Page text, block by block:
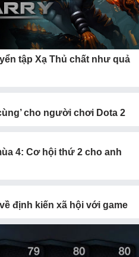
tập Xạ Thủ chất như quả
cho người chơi Dota 2
4: Cơ hội thứ 2 cho anh
định kiến xã hội với game